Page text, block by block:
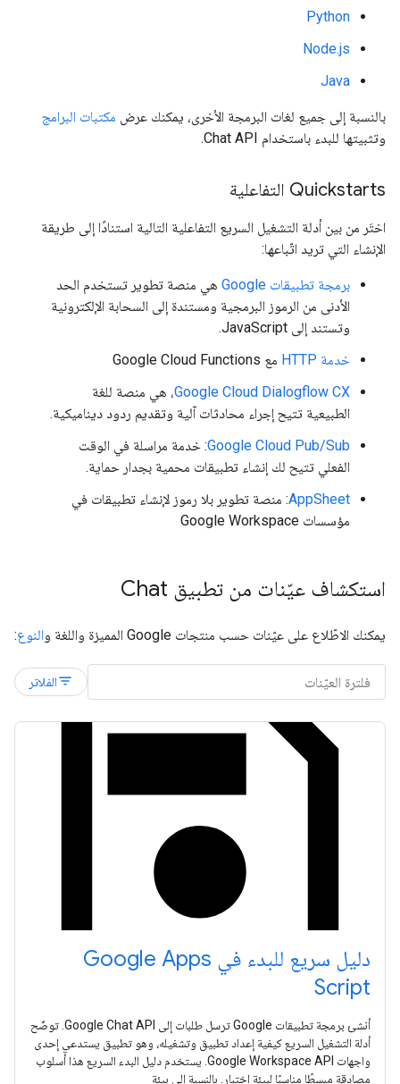
Python
Node.js
Java
بالنسبة إلى جميع لغات البرمجة الأخرى، يمكنك عرض مكتبات البرامج
وتثبيتها للبدء باستخدام Chat API.
Quickstarts التفاعلية
اختَر من بين أدلة التشغيل السريع التفاعلية التالية استنادًا إلى طريقة
الإنشاء التي تريد اتّباعها:
برمجة تطبيقات Google
هي منصة تطوير تستخدم الحد
الأدنى من الرموز البرمجية ومستندة إلى السحابة الإلكترونية
وتستند إلى JavaScript.
خدمة HTTP
مع Google Cloud Functions
Google Cloud Dialogflow CX، هي منصة للغة
الطبيعية تتيح إجراء محادثات آلية وتقديم ردود ديناميكية.
‫Google Cloud Pub/Sub: خدمة مراسلة في الوقت
الفعلي تتيح لك إنشاء تطبيقات محمية بجدار حماية.
AppSheet: منصة تطوير بلا رموز لإنشاء تطبيقات في
مؤسسات Google Workspace
استكشاف عيّنات من تطبيق Chat
يمكنك الاطّلاع على عيّنات حسب منتجات Google المميزة واللغة و النوع:
filter_listالفلاتر
دليل سريع للبدء في Google Apps
Script
أنشئ برمجة تطبيقات Google ترسل طلبات إلى Google Chat API. توضّح
أدلة التشغيل السريع كيفية إعداد تطبيق وتشغيله، وهو تطبيق يستدعي إحدى
واجهات Google Workspace API. يستخدم دليل البدء السريع هذا أسلوب
مصادقة مبسطًا مناسبًا لبيئة اختبار. بالنسبة إلى بيئة